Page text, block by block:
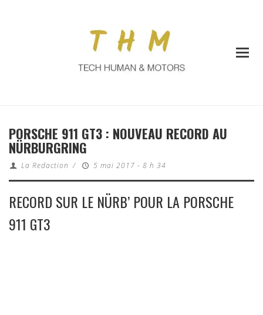
PORSCHE 911 GT3 : NOUVEAU RECORD AU
NÜRBURGRING
La Redaction / 5 mai 2017 - 8 h 34
RECORD SUR LE NÜRB’ POUR LA PORSCHE
911 GT3